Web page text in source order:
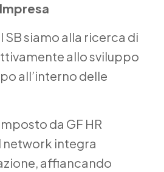
siamo alla ricerca di
allo sviluppo
all’interno delle
da GF HR
network integra
affiancando